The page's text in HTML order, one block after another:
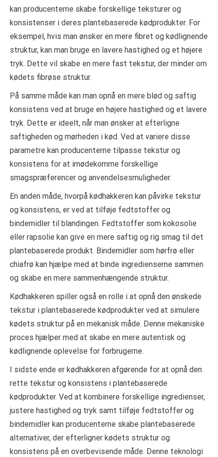
kan producenterne skabe forskellige teksturer og
konsistenser i deres plantebaserede kødprodukter. For
eksempel, hvis man ønsker en mere fibret og kødlignende
struktur, kan man bruge en lavere hastighed og et højere
tryk. Dette vil skabe en mere fast tekstur, der minder om
kødets fibrøse struktur.
På samme måde kan man opnå en mere blød og saftig
konsistens ved at bruge en højere hastighed og et lavere
tryk. Dette er ideelt, når man ønsker at efterligne
saftigheden og mørheden i kød. Ved at variere disse
parametre kan producenterne tilpasse tekstur og
konsistens for at imødekomme forskellige
smagspræferencer og anvendelsesmuligheder.
En anden måde, hvorpå kødhakkeren kan påvirke tekstur
og konsistens, er ved at tilføje fedtstoffer og
bindemidler til blandingen. Fedtstoffer som kokosolie
eller rapsolie kan give en mere saftig og rig smag til det
plantebaserede produkt. Bindemidler som hørfrø eller
chiafrø kan hjælpe med at binde ingredienserne sammen
og skabe en mere sammenhængende struktur.
Kødhakkeren spiller også en rolle i at opnå den ønskede
tekstur i plantebaserede kødprodukter ved at simulere
kødets struktur på en mekanisk måde. Denne mekaniske
proces hjælper med at skabe en mere autentisk og
kødlignende oplevelse for forbrugerne.
I sidste ende er kødhakkeren afgørende for at opnå den
rette tekstur og konsistens i plantebaserede
kødprodukter. Ved at kombinere forskellige ingredienser,
justere hastighed og tryk samt tilføje fedtstoffer og
bindemidler kan producenterne skabe plantebaserede
alternativer, der efterligner kødets struktur og
konsistens på en overbevisende måde. Denne teknologi